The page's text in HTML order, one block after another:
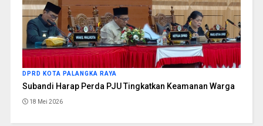
DPRD KOTA PALANGKA RAYA
Subandi Harap Perda PJU Tingkatkan Keamanan Warga
18 Mei 2026